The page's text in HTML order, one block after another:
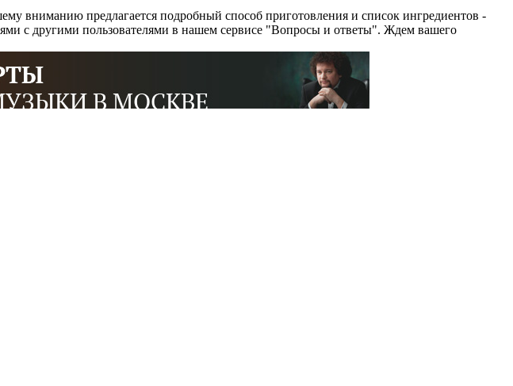
вниманию предлагается подробный способ приготовления и список ингредиентов -
с другими пользователями в нашем сервисе "Вопросы и ответы". Ждем вашего